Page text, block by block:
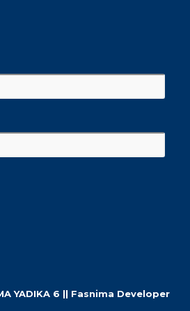
YADIKA 6 || Fasnima Developer